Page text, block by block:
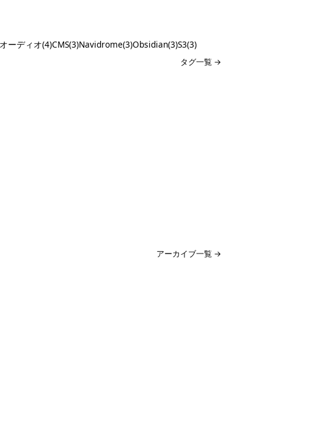
オーディオ(4)CMS(3)Navidrome(3)Obsidian(3)S3(3)
タグ一覧 →
アーカイブ一覧 →